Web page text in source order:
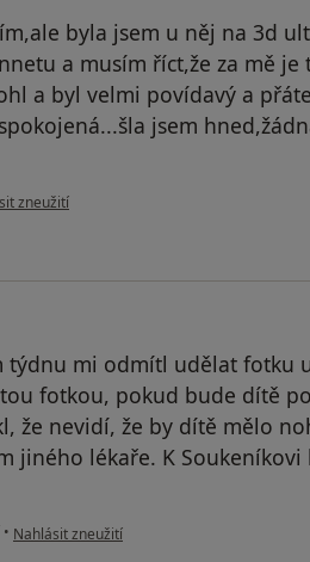
byla jsem u něj na 3d
a musím říct,že za mě je
a byl velmi povídavý a
jsem
uživatele J.M
zneužití
týdnu mi odmítl udělat fotku
fotkou, pokud bude dítě
že nevidí, že by dítě mělo
jiného lékaře. K Soukeníkovi
• podle názoru uživatele Váš účet byl odstraněn
Nahlásit zneužití